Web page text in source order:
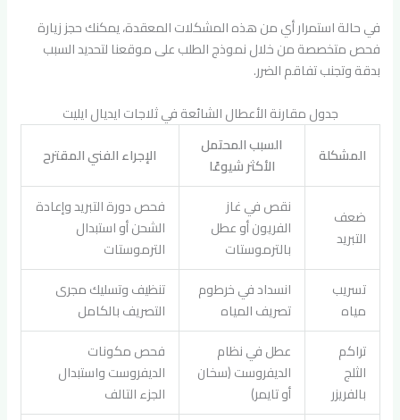
في حالة استمرار أي من هذه المشكلات المعقدة، يمكنك حجز زيارة
فحص متخصصة من خلال نموذج الطلب على موقعنا لتحديد السبب
بدقة وتجنب تفاقم الضرر.
جدول مقارنة الأعطال الشائعة في ثلاجات ايديال ايليت
المشكلة
السبب المحتمل
الأكثر شيوعًا
الإجراء الفني المقترح
ضعف
التبريد
نقص في غاز
الفريون أو عطل
بالترموستات
فحص دورة التبريد وإعادة
الشحن أو استبدال
الترموستات
تسريب
مياه
انسداد في خرطوم
تصريف المياه
تنظيف وتسليك مجرى
التصريف بالكامل
تراكم
الثلج
بالفريزر
عطل في نظام
الديفروست (سخان
أو تايمر)
فحص مكونات
الديفروست واستبدال
الجزء التالف